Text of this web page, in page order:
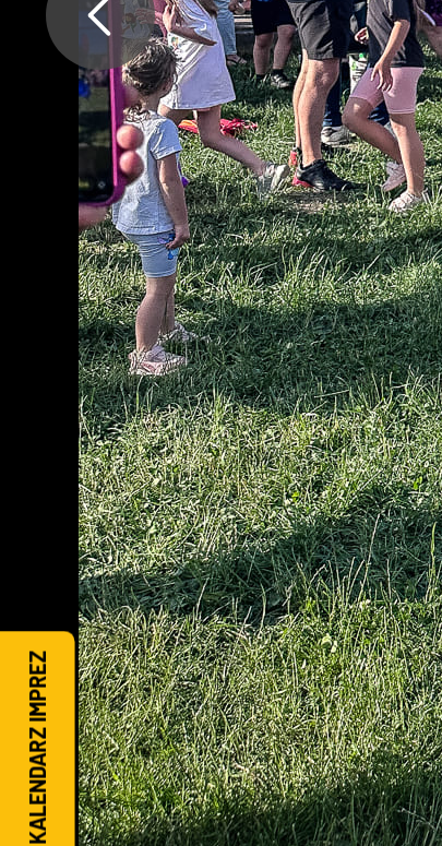
KALENDARZ IMPREZ